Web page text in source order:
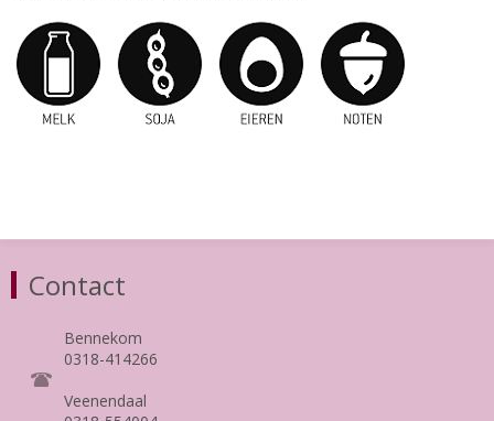
Contact
Bennekom
0318-414266
Veenendaal